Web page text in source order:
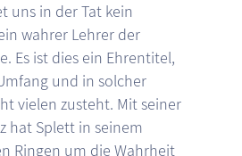
uns in der Tat kein
wahrer Lehrer der
Es ist dies ein Ehrentitel,
und in solcher
vielen zusteht. Mit seiner
hat Splett in seinem
Ringen um die Wahrheit